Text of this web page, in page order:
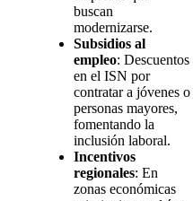
buscan
modernizarse.
Subsidios al
empleo: Descuentos
en el ISN por
contratar a jóvenes o
personas mayores,
fomentando la
inclusión laboral.
Incentivos
regionales: En
zonas económicas